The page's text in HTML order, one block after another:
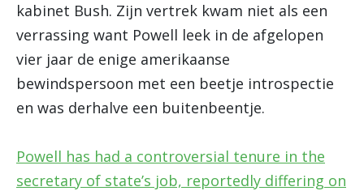
kabinet Bush. Zijn vertrek kwam niet als een
verrassing want Powell leek in de afgelopen
vier jaar de enige amerikaanse
bewindspersoon met een beetje introspectie
en was derhalve een buitenbeentje.
Powell has had a controversial tenure in the
secretary of state’s job, reportedly differing on